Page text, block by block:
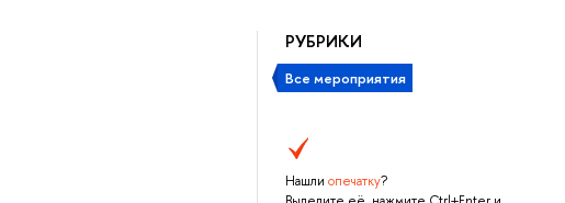
РУБРИКИ
Все мероприятия
Нашли опечатку?